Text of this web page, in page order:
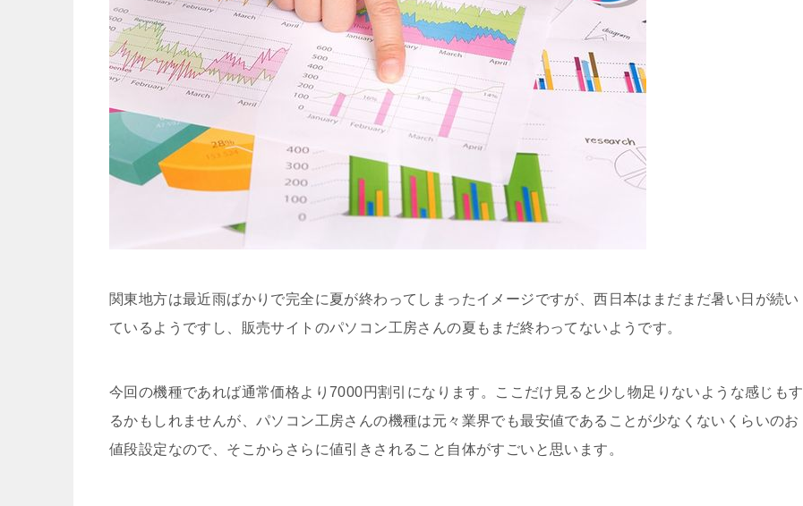
関東地方は最近雨ばかりで完全に夏が終わってしまったイメージですが、西日本はまだまだ暑い日が続い
ているようですし、販売サイトのパソコン工房さんの夏もまだ終わってないようです。
今回の機種であれば通常価格より7000円割引になります。ここだけ見ると少し物足りないような感じもす
るかもしれませんが、パソコン工房さんの機種は元々業界でも最安値であることが少なくないくらいのお
値段設定なので、そこからさらに値引きされること自体がすごいと思います。